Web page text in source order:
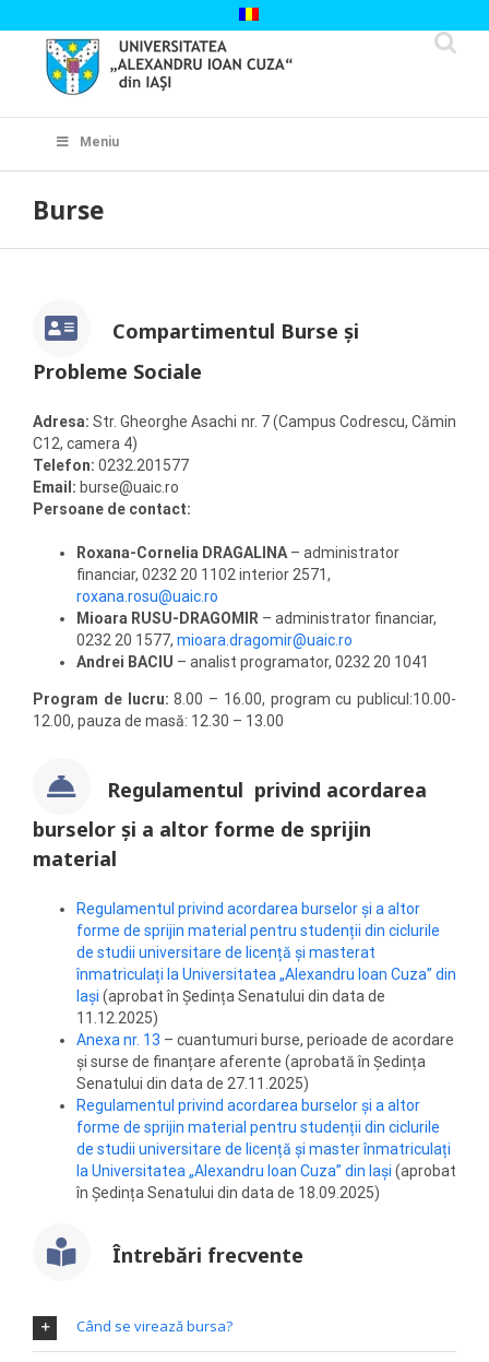
to
content
Meniu
Burse
Compartimentul Burse și
Probleme Sociale
Adresa: Str. Gheorghe Asachi nr. 7 (Campus Codrescu, Cămin
C12, camera 4)
Telefon: 0232.201577
Email: burse@uaic.ro
Persoane de contact:
Roxana-Cornelia DRAGALINA – administrator
financiar, 0232 20 1102 interior 2571,
roxana.rosu@uaic.ro
Mioara RUSU-DRAGOMIR – administrator financiar,
0232 20 1577, mioara.dragomir@uaic.ro
Andrei BACIU – analist programator, 0232 20 1041
Program de lucru: 8.00 – 16.00, program cu publicul:10.00-
12.00, pauza de masă: 12.30 – 13.00
Regulamentul privind acordarea
burselor și a altor forme de sprijin
material
Regulamentul privind acordarea burselor și a altor
forme de sprijin material pentru studenții din ciclurile
de studii universitare de licență și masterat
înmatriculați la Universitatea „Alexandru Ioan Cuza” din
Iași (aprobat în Ședința Senatului din data de
11.12.2025)
Anexa nr. 13 – cuantumuri burse, perioade de acordare
și surse de finanțare aferente (aprobată în Ședința
Senatului din data de 27.11.2025)
Regulamentul privind acordarea burselor și a altor
forme de sprijin material pentru studenții din ciclurile
de studii universitare de licență și master înmatriculați
la Universitatea „Alexandru Ioan Cuza” din Iași (aprobat
în Ședința Senatului din data de 18.09.2025)
Întrebări frecvente
Când se virează bursa?